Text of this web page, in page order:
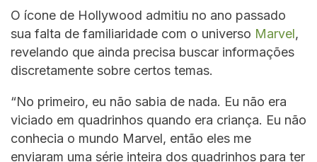
O ícone de Hollywood admitiu no ano passado
sua falta de familiaridade com o universo Marvel,
revelando que ainda precisa buscar informações
discretamente sobre certos temas.
“No primeiro, eu não sabia de nada. Eu não era
viciado em quadrinhos quando era criança. Eu não
conhecia o mundo Marvel, então eles me
enviaram uma série inteira dos quadrinhos para ter